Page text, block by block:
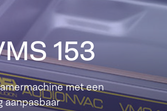
153
met een
aanpasbaar